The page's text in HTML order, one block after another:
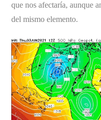
que nos afectaría, aunque
del mismo elemento.